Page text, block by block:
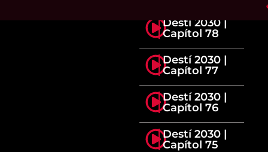
Destí 2030 |
Capítol 78
Destí 2030 |
Capítol 77
Destí 2030 |
Capítol 76
Destí 2030 |
Capítol 75